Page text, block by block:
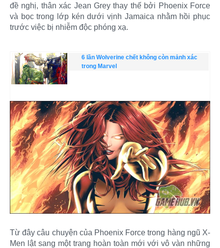
đề nghị, thân xác Jean Grey thay thế bởi Phoenix Force
và bọc trong lớp kén dưới vịnh Jamaica nhằm hồi phục
trước việc bị nhiễm độc phóng xạ.
6 lần Wolverine chết không còn mảnh xác
trong Marvel
Từ đây câu chuyện của Phoenix Force trong hàng ngũ X-
Men lật sang một trang hoàn toàn mới với vô vàn những